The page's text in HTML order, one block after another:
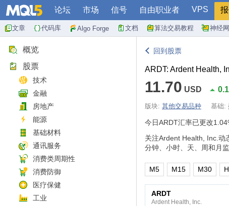
论坛 市场 信号 自由职业者 VPS
文章 代码库 Algo Forge 文档 算法交易教程 神经
概览
股票
技术
金融
房地产
能源
基础材料
通讯服务
消费类周期性
消费防御
医疗保健
工业
回到股票
ARDT: Ardent Health,
11.70 USD
版块: 其他交易品种 基础:
今日ARDT汇率已更改
关注Ardent Health, Inc.动
分钟、小时、天、周和月
M5 M15 M30
ARDT
Ardent Health, Inc.